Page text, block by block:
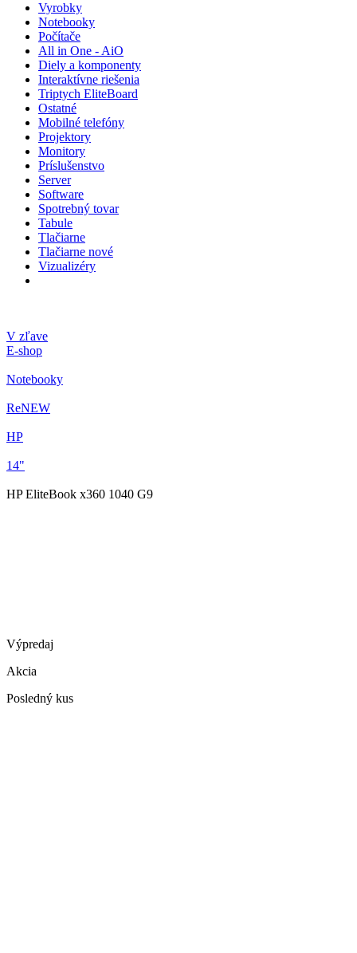
Vyrobky
Notebooky
Počítače
All in One - AiO
Diely a komponenty
Interaktívne riešenia
Triptych EliteBoard
Ostatné
Mobilné telefóny
Projektory
Monitory
Príslušenstvo
Server
Software
Spotrebný tovar
Tabule
Tlačiarne
Tlačiarne nové
Vizualizéry
V zľave
E-shop
Notebooky
ReNEW
HP
14"
HP EliteBook x360 1040 G9
Výpredaj
Akcia
Posledný kus